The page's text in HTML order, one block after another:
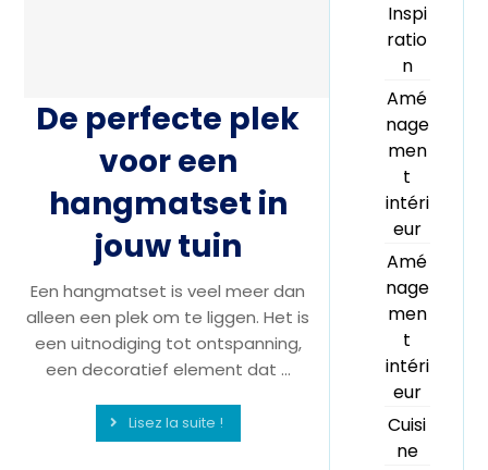
De perfecte plek
voor een
hangmatset in
jouw tuin
Een hangmatset is veel meer dan
alleen een plek om te liggen. Het is
een uitnodiging tot ontspanning,
een decoratief element dat ...
Lisez la suite !
Inspi
ratio
n
Amé
nage
men
t
intéri
eur
Amé
nage
men
t
intéri
eur
Cuisi
ne